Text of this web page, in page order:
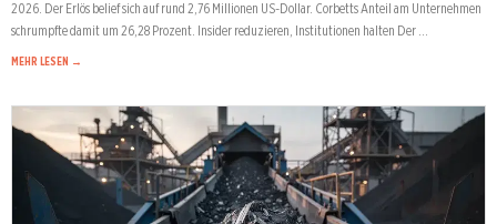
2026. Der Erlös belief sich auf rund 2,76 Millionen US-Dollar. Corbetts Anteil am Unternehmen
schrumpfte damit um 26,28 Prozent. Insider reduzieren, Institutionen halten Der …
MEHR LESEN →